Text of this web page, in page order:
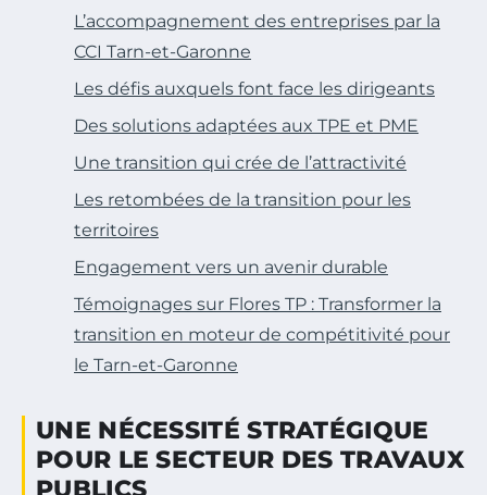
L’accompagnement des entreprises par la
CCI Tarn-et-Garonne
Les défis auxquels font face les dirigeants
Des solutions adaptées aux TPE et PME
Une transition qui crée de l’attractivité
Les retombées de la transition pour les
territoires
Engagement vers un avenir durable
Témoignages sur Flores TP : Transformer la
transition en moteur de compétitivité pour
le Tarn-et-Garonne
UNE NÉCESSITÉ STRATÉGIQUE
POUR LE SECTEUR DES TRAVAUX
PUBLICS